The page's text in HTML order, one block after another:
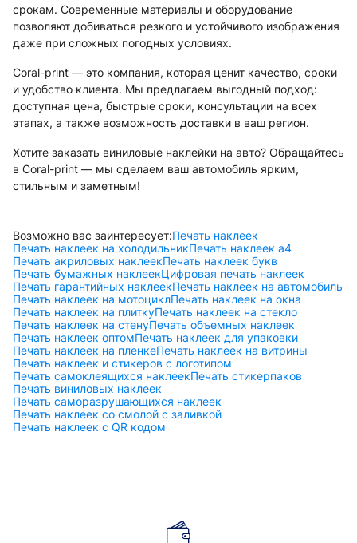
срокам. Современные материалы и оборудование
позволяют добиваться резкого и устойчивого изображения
даже при сложных погодных условиях.
Coral-print — это компания, которая ценит качество, сроки
и удобство клиента. Мы предлагаем выгодный подход:
доступная цена, быстрые сроки, консультации на всех
этапах, а также возможность доставки в ваш регион.
Хотите заказать виниловые наклейки на авто? Обращайтесь
в Coral-print — мы сделаем ваш автомобиль ярким,
стильным и заметным!
Возможно вас заинтересует:Печать наклеек
Печать наклеек на холодильникПечать наклеек а4
Печать акриловых наклеекПечать наклеек букв
Печать бумажных наклеекЦифровая печать наклеек
Печать гарантийных наклеекПечать наклеек на автомобиль
Печать наклеек на мотоциклПечать наклеек на окна
Печать наклеек на плиткуПечать наклеек на стекло
Печать наклеек на стенуПечать объемных наклеек
Печать наклеек оптомПечать наклеек для упаковки
Печать наклеек на пленкеПечать наклеек на витрины
Печать наклеек и стикеров с логотипом
Печать самоклеящихся наклеекПечать стикерпаков
Печать виниловых наклеек
Печать саморазрушающихся наклеек
Печать наклеек со смолой с заливкой
Печать наклеек с QR кодом